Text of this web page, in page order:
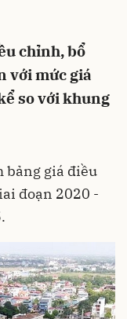
chỉnh, bổ
với mức giá
so với khung
bảng giá điều
đoạn 2020 -
Hủy